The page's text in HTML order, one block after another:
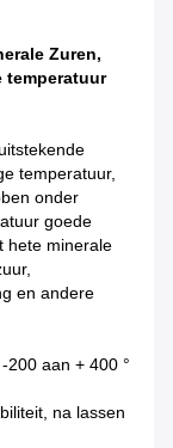
Zuren,
temperatuur
temperatuur,
onder
goede
hete minerale
en andere
200 aan + 400 °
na lassen